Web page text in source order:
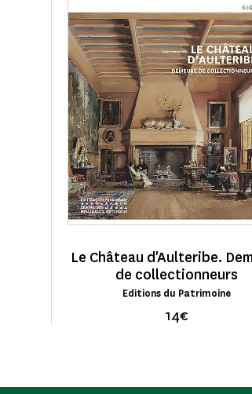
Le Château d'Aulteribe.
de collectionneurs
Editions du Patrimoine
14€